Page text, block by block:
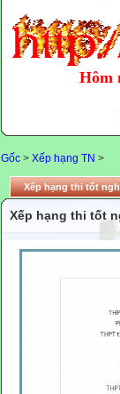
Hôm
Gốc > Xếp hạng TN >
Xếp hạng thi tốt
Xếp hạng thi tốt